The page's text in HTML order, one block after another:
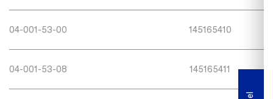
04-001-53-00 145165410
04-001-53-08 145165411